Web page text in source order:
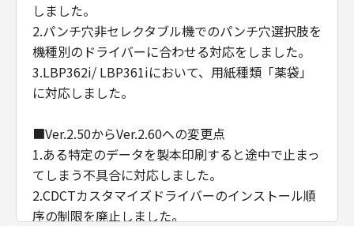
しました。
2.パンチ穴非セレクタブル機でのパンチ穴選択肢を
機種別のドライバーに合わせる対応をしました。
3.LBP362i/ LBP361iにおいて、用紙種類「薬袋」
に対応しました。
■Ver.2.50からVer.2.60への変更点
1.ある特定のデータを製本印刷すると途中で止まっ
てしまう不具合に対応しました。
2.CDCTカスタマイズドライバーのインストール順
序の制限を廃止しました。